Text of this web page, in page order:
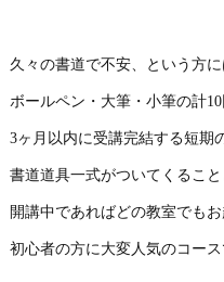
久々の書道で不安、という方に
ボールペン・大筆・小筆の計
3ヶ月以内に受講完結する短
書道道具一式がついてくること
開講中であればどの教室でもお
初心者の方に大変人気のコー